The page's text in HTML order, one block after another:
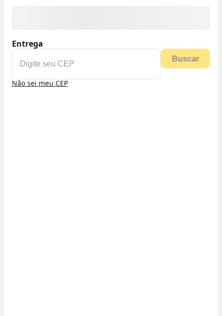
Entrega
Buscar
Não sei meu CEP